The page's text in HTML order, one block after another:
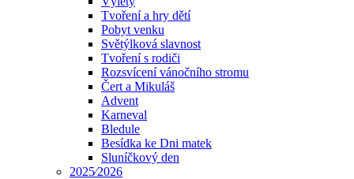
Tvoření a hry dětí
Pobyt venku
Světýlková slavnost
Tvoření s rodiči
Rozsvícení vánočního stromu
Čert a Mikuláš
Advent
Karneval
Bledule
Besídka ke Dni matek
Sluníčkový den
2025⁄2026